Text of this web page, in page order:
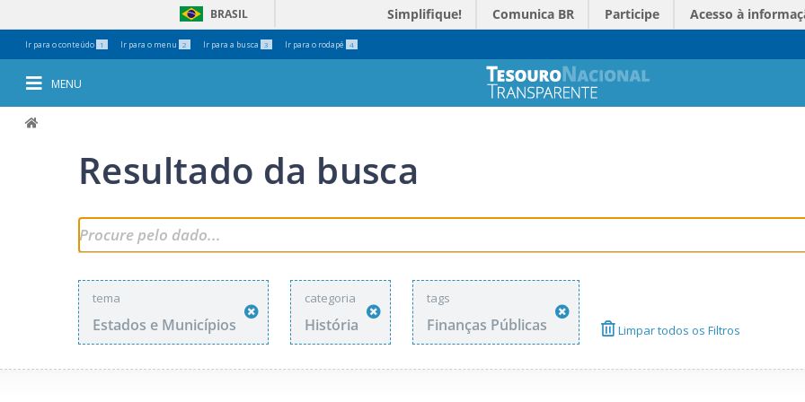
Ir para o conteúdo 1 Ir para o menu 2 Ir para a busca 3 Ir para o rodapé 4
BRASIL Simplifique! Comunica BR Participe Acesso à
MENU
Resultado da busca
tema
Estados e Municípios
categoria
História
tags
Finanças Públicas Limpar todos os Filtros